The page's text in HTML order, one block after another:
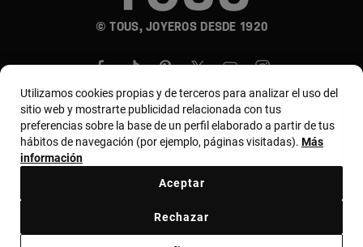
© TOUS, JOYEROS DESDE 1920
País y moneda:Costa Rica / US Dollar
Utilizamos cookies propias y de terceros para analizar el uso del
sitio web y mostrarte publicidad relacionada con tus
preferencias sobre la base de un perfil elaborado a partir de tus
hábitos de navegación (por ejemplo, páginas visitadas). Más
información
Rechazar
Aceptar